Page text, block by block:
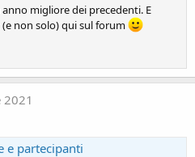
migliore dei precedenti. E
non solo) qui sul forum
e partecipanti